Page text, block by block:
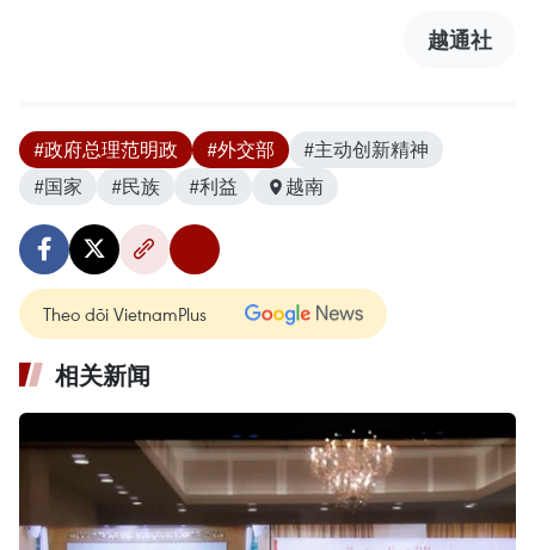
越通社
#政府总理范明政 #外交部
#主动创新精神
#国家
#民族 #利益 越南
Theo dõi VietnamPlus
相关新闻